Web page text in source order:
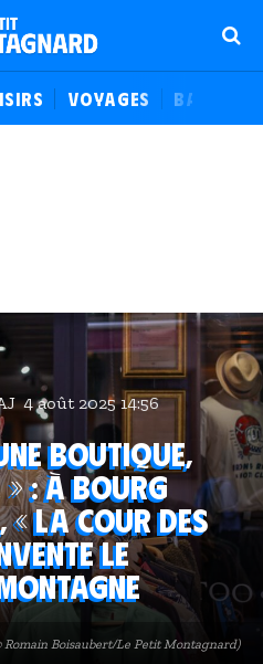
VOYAGES BALADES
Romain Boisaubert/Le Petit Montagnard)
4 août 2025 14:56
boutique,
: à Bourg
La Cour des
le